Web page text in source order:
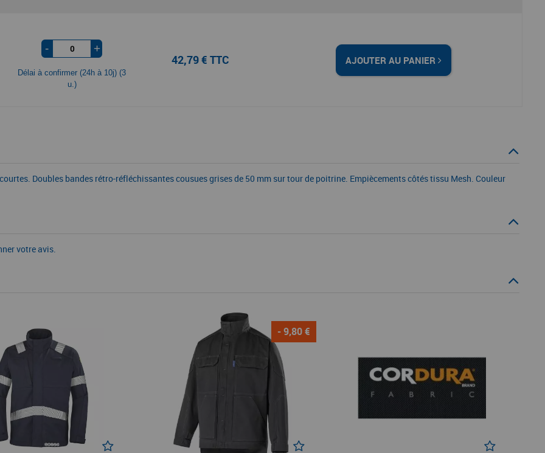
- +
Délai à confirmer (24h à 10j) (3
u.)
42,79 € TTC AJOUTER AU PANIER
Doubles bandes rétro-réfléchissantes cousues grises de 50 mm sur tour de poitrine. Empiècements côtés tissu Mesh. Couleur
votre avis.
- 9,80 €